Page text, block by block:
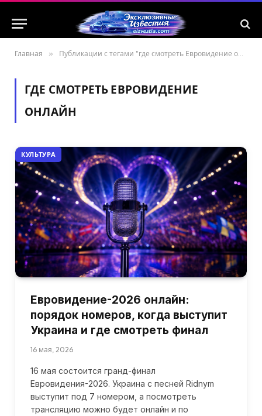
Главная » Публикации с тегами "где смотреть Евровидение онлайн"
ГДЕ СМОТРЕТЬ ЕВРОВИДЕНИЕ
ОНЛАЙН
КУЛЬТУРА
Евровидение-2026 онлайн:
порядок номеров, когда выступит
Украина и где смотреть финал
16 мая, 2026
16 мая состоится гранд-финал
Евровидения-2026. Украина с песней Ridnym
выступит под 7 номером, а посмотреть
трансляцию можно будет онлайн и по